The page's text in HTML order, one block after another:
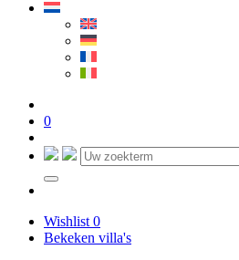
0
Wishlist 0
Bekeken villa's